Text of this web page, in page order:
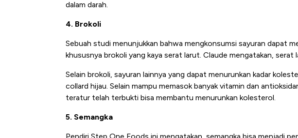
dalam darah.
4. Brokoli
Sebuah studi menunjukkan bahwa mengkonsumsi sayuran dapat
khususnya brokoli yang kaya serat larut. Claude mengatakan,
Selain brokoli, sayuran lainnya yang dapat menurunkan kadar
collard hijau. Selain mampu memasok banyak vitamin dan
teratur telah terbukti bisa membantu menurunkan kolesterol.
5. Semangka